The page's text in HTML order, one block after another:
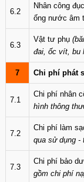
6.2
Nhân công
ống nước âm
6.3
Vật tư phụ
đai, ốc vít, bu
7 Chi phí phát
7.1
Chi phí nhân
hình thông
7.2
Chi phí làm
qua sử dụng -
7.3
Chi phí bảo
gồm chi phí